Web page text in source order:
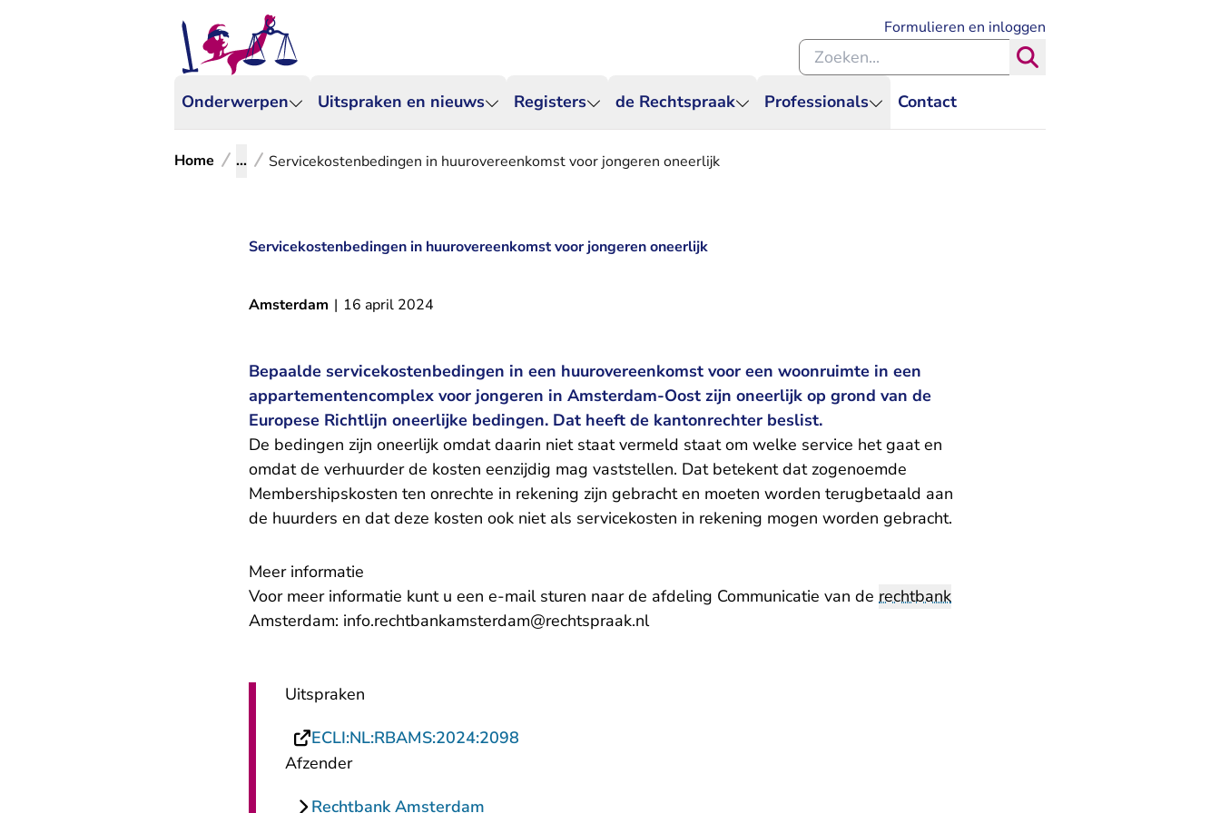
Onderwerpen Uitspraken en nieuws Registers de Rechtspraak Professionals Contact
Formulieren en inloggen
Zoeken binnen de Rechtspraak
Home ... Servicekostenbedingen in huurovereenkomst voor jongeren oneerlijk
Servicekostenbedingen in huurovereenkomst voor jongeren oneerlijk
Amsterdam | 16 april 2024
Bepaalde servicekostenbedingen in een huurovereenkomst voor een woonruimte in een
appartementencomplex voor jongeren in Amsterdam-Oost zijn oneerlijk op grond van de
Europese Richtlijn oneerlijke bedingen. Dat heeft de kantonrechter beslist.
De bedingen zijn oneerlijk omdat daarin niet staat vermeld staat om welke service het gaat en
omdat de verhuurder de kosten eenzijdig mag vaststellen. Dat betekent dat zogenoemde
Membershipskosten ten onrechte in rekening zijn gebracht en moeten worden terugbetaald aan
de huurders en dat deze kosten ook niet als servicekosten in rekening mogen worden gebracht.
Meer informatie
Voor meer informatie kunt u een e-mail sturen naar de afdeling Communicatie van de rechtbank
Amsterdam: info.rechtbankamsterdam@rechtspraak.nl- U verlaat Rechtspraak.nl
Uitspraken
ECLI:NL:RBAMS:2024:2098
Afzender
Rechtbank Amsterdam